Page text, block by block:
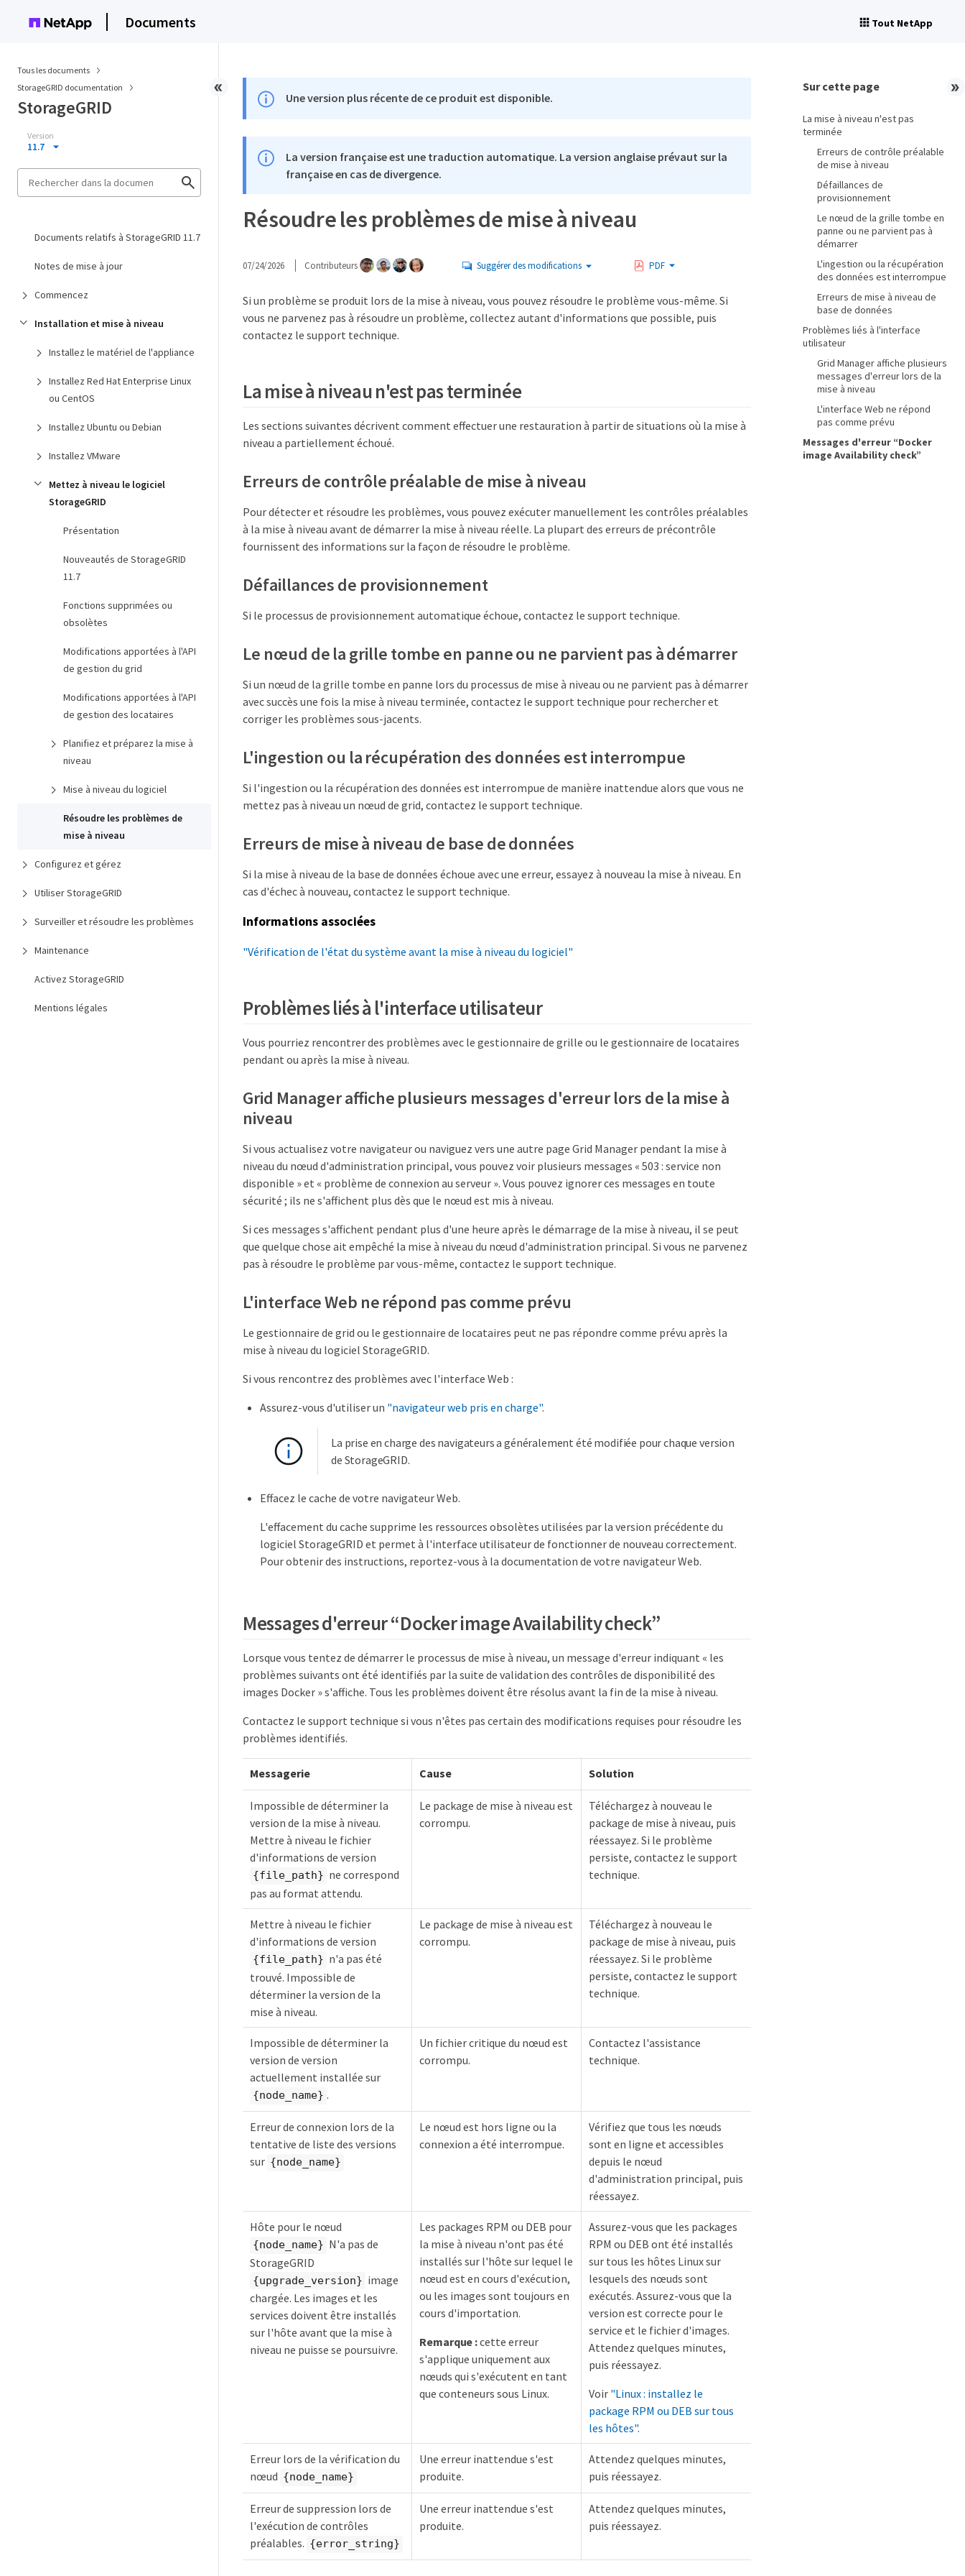
Documents Tout NetApp
Tous les documents
StorageGRID documentation
StorageGRID
Version
11.7
Documents relatifs à StorageGRID 11.7
Notes de mise à jour
Commencez
Installation et mise à niveau
Installez le matériel de l'appliance
Installez Red Hat Enterprise Linux
ou CentOS
Installez Ubuntu ou Debian
Installez VMware
Mettez à niveau le logiciel
StorageGRID
Présentation
Nouveautés de StorageGRID
11.7
Fonctions supprimées ou
obsolètes
Modifications apportées à l'API
de gestion du grid
Modifications apportées à l'API
de gestion des locataires
Planifiez et préparez la mise à
niveau
Mise à niveau du logiciel
Résoudre les problèmes de
mise à niveau
Configurez et gérez
Utiliser StorageGRID
Surveiller et résoudre les problèmes
Maintenance
Activez StorageGRID
Mentions légales
Une version plus récente de ce produit est disponible.
La version française est une traduction automatique. La version anglaise prévaut sur la
française en cas de divergence.
Résoudre les problèmes de mise à niveau
07/24/2026 Contributeurs Suggérer des modifications PDF
Si un problème se produit lors de la mise à niveau, vous pouvez résoudre le problème vous-même. Si
vous ne parvenez pas à résoudre un problème, collectez autant d'informations que possible, puis
contactez le support technique.
La mise à niveau n'est pas terminée
Les sections suivantes décrivent comment effectuer une restauration à partir de situations où la mise à
niveau a partiellement échoué.
Erreurs de contrôle préalable de mise à niveau
Pour détecter et résoudre les problèmes, vous pouvez exécuter manuellement les contrôles préalables
à la mise à niveau avant de démarrer la mise à niveau réelle. La plupart des erreurs de précontrôle
fournissent des informations sur la façon de résoudre le problème.
Défaillances de provisionnement
Si le processus de provisionnement automatique échoue, contactez le support technique.
Le nœud de la grille tombe en panne ou ne parvient pas à démarrer
Si un nœud de la grille tombe en panne lors du processus de mise à niveau ou ne parvient pas à démarrer
avec succès une fois la mise à niveau terminée, contactez le support technique pour rechercher et
corriger les problèmes sous-jacents.
L'ingestion ou la récupération des données est interrompue
Si l'ingestion ou la récupération des données est interrompue de manière inattendue alors que vous ne
mettez pas à niveau un nœud de grid, contactez le support technique.
Erreurs de mise à niveau de base de données
Si la mise à niveau de la base de données échoue avec une erreur, essayez à nouveau la mise à niveau. En
cas d'échec à nouveau, contactez le support technique.
Informations associées
"Vérification de l'état du système avant la mise à niveau du logiciel"
Problèmes liés à l'interface utilisateur
Vous pourriez rencontrer des problèmes avec le gestionnaire de grille ou le gestionnaire de locataires
pendant ou après la mise à niveau.
Grid Manager affiche plusieurs messages d'erreur lors de la mise à
niveau
Si vous actualisez votre navigateur ou naviguez vers une autre page Grid Manager pendant la mise à
niveau du nœud d'administration principal, vous pouvez voir plusieurs messages « 503 : service non
disponible » et « problème de connexion au serveur ». Vous pouvez ignorer ces messages en toute
sécurité ; ils ne s'affichent plus dès que le nœud est mis à niveau.
Si ces messages s'affichent pendant plus d'une heure après le démarrage de la mise à niveau, il se peut
que quelque chose ait empêché la mise à niveau du nœud d'administration principal. Si vous ne parvenez
pas à résoudre le problème par vous-même, contactez le support technique.
L'interface Web ne répond pas comme prévu
Le gestionnaire de grid ou le gestionnaire de locataires peut ne pas répondre comme prévu après la
mise à niveau du logiciel StorageGRID.
Si vous rencontrez des problèmes avec l'interface Web :
Assurez-vous d'utiliser un "navigateur web pris en charge".
La prise en charge des navigateurs a généralement été modifiée pour chaque version
de StorageGRID.
Effacez le cache de votre navigateur Web.
L'effacement du cache supprime les ressources obsolètes utilisées par la version précédente du
logiciel StorageGRID et permet à l'interface utilisateur de fonctionner de nouveau correctement.
Pour obtenir des instructions, reportez-vous à la documentation de votre navigateur Web.
Messages d'erreur “Docker image Availability check”
Lorsque vous tentez de démarrer le processus de mise à niveau, un message d'erreur indiquant « les
problèmes suivants ont été identifiés par la suite de validation des contrôles de disponibilité des
images Docker » s'affiche. Tous les problèmes doivent être résolus avant la fin de la mise à niveau.
Contactez le support technique si vous n'êtes pas certain des modifications requises pour résoudre les
problèmes identifiés.
Messagerie Cause Solution
Impossible de déterminer la
version de la mise à niveau.
Mettre à niveau le fichier
d'informations de version
{file_path} ne correspond
pas au format attendu.
Le package de mise à niveau est
corrompu.
Téléchargez à nouveau le
package de mise à niveau, puis
réessayez. Si le problème
persiste, contactez le support
technique.
Mettre à niveau le fichier
d'informations de version
{file_path} n'a pas été
trouvé. Impossible de
déterminer la version de la
mise à niveau.
Le package de mise à niveau est
corrompu.
Téléchargez à nouveau le
package de mise à niveau, puis
réessayez. Si le problème
persiste, contactez le support
technique.
Impossible de déterminer la
version de version
actuellement installée sur
{node_name} .
Un fichier critique du nœud est
corrompu.
Contactez l'assistance
technique.
Erreur de connexion lors de la
tentative de liste des versions
sur {node_name}
Le nœud est hors ligne ou la
connexion a été interrompue.
Vérifiez que tous les nœuds
sont en ligne et accessibles
depuis le nœud
d'administration principal, puis
réessayez.
Hôte pour le nœud
{node_name} N'a pas de
StorageGRID
{upgrade_version} image
chargée. Les images et les
services doivent être installés
sur l'hôte avant que la mise à
niveau ne puisse se poursuivre.
Les packages RPM ou DEB pour
la mise à niveau n'ont pas été
installés sur l'hôte sur lequel le
nœud est en cours d'exécution,
ou les images sont toujours en
cours d'importation.
Remarque :cette erreur
s'applique uniquement aux
nœuds qui s'exécutent en tant
que conteneurs sous Linux.
Assurez-vous que les packages
RPM ou DEB ont été installés
sur tous les hôtes Linux sur
lesquels des nœuds sont
exécutés. Assurez-vous que la
version est correcte pour le
service et le fichier d'images.
Attendez quelques minutes,
puis réessayez.
Voir "Linux : installez le
package RPM ou DEB sur tous
les hôtes".
Erreur lors de la vérification du
nœud {node_name}
Une erreur inattendue s'est
produite.
Attendez quelques minutes,
puis réessayez.
Erreur de suppression lors de
l'exécution de contrôles
préalables. {error_string}
Une erreur inattendue s'est
produite.
Attendez quelques minutes,
puis réessayez.
Sur cette page
La mise à niveau n'est pas
terminée
Erreurs de contrôle préalable
de mise à niveau
Défaillances de
provisionnement
Le nœud de la grille tombe en
panne ou ne parvient pas à
démarrer
L'ingestion ou la récupération
des données est interrompue
Erreurs de mise à niveau de
base de données
Problèmes liés à l'interface
utilisateur
Grid Manager affiche plusieurs
messages d'erreur lors de la
mise à niveau
L'interface Web ne répond
pas comme prévu
Messages d'erreur “Docker
image Availability check”